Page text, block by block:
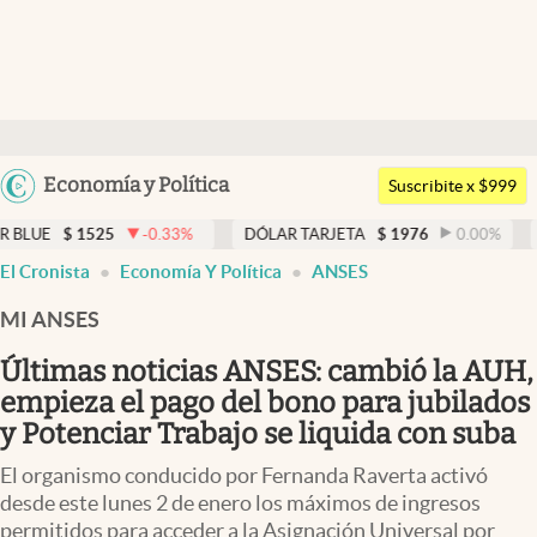
Argentina
Uruguay
Economía y Política
Members
Economía y Política
Finanzas y Mercados
Mercados Online
Negocios
Columnistas
Apertura
Suscribite x $999
-0.33 % DÓLAR TARJETA $ 1976 0.00% DÓLAR MEP
El Cronista Economía Y Política ANSES
MI ANSES
Últimas noticias ANSES: cambió la AUH,
empieza el pago del bono para jubilados
y Potenciar Trabajo se liquida con suba
El organismo conducido por Fernanda Raverta activó
desde este lunes 2 de enero los máximos de ingresos
permitidos para acceder a la Asignación Universal por